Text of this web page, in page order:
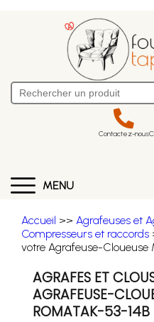
Contactez-nous
MENU
Accueil >> Agrafeuses et
Compresseurs et raccords
votre Agrafeuse-Cloueuse
AGRAFES ET
AGRAFEUSE-
ROMATAK-53-14B